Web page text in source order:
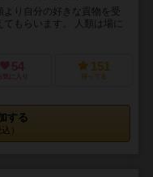
より自分の好きな貢物を受
もらいます。 人類は場に
54
お気に入り
151
持ってる
する
）